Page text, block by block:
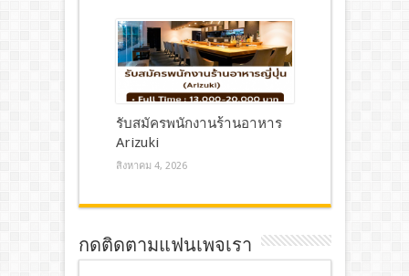
รับสมัครพนักงานร้านอาหาร
Arizuki
สิงหาคม 4, 2026
กดติดตามแฟนเพจเรา